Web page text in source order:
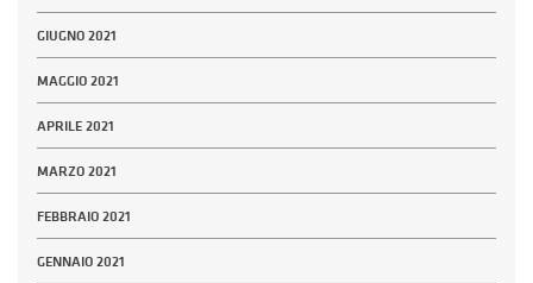
GIUGNO 2021
MAGGIO 2021
APRILE 2021
MARZO 2021
FEBBRAIO 2021
GENNAIO 2021